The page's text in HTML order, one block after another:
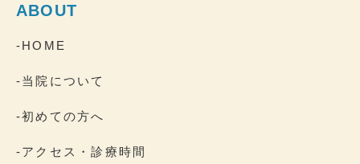
ABOUT
-HOME
-当院について
-初めての方へ
-アクセス・診療時間